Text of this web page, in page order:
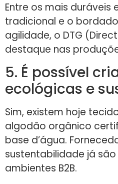
Entre os mais duráveis
tradicional e o
agilidade, o DTG
destaque nas
5. É possível
ecológicas e
Sim, existem hoje
algodão orgânico
base d’água.
sustentabilidade já
ambientes B2B.